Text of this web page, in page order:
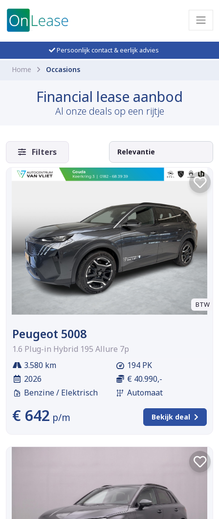
Persoonlijk contact & eerlijk advies
Home Occasions
Financial lease aanbod
Al onze deals op een rijtje
Filters
BTW
Peugeot 5008
1.6 Plug-in Hybrid 195 Allure 7p
3.580 km
2026
Benzine / Elektrisch
194 PK
€ 40.990,-
Automaat
€ 642 p/m Bekijk deal